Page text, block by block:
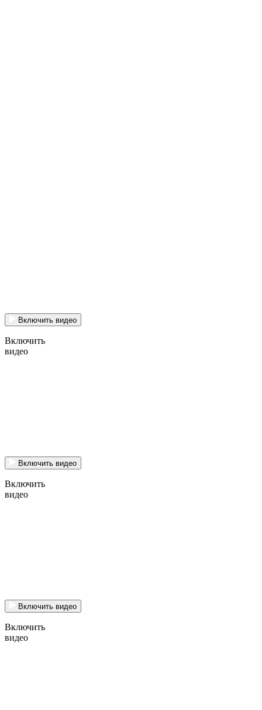
Включить видео
Включить
видео
Включить видео
Включить
видео
Включить видео
Включить
видео